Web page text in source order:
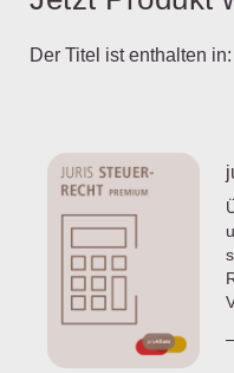
Der Titel ist enthalten in: